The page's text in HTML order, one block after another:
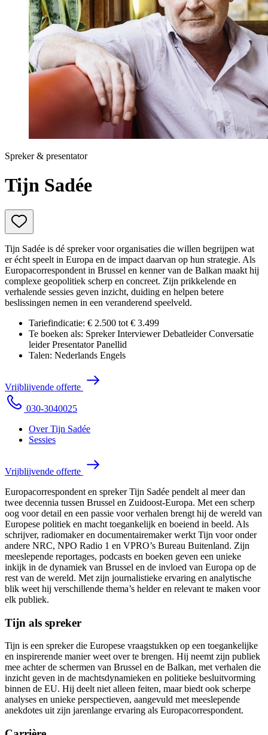
Prinsjesdag
Samenwerken
Sport
Technologie & Innovatie
Toekomst van werk
Trendwatchers
WK & EK Voetbal
Zorg
Spreker & presentator
Tijn Sadée
Tijn Sadée is dé spreker voor organisaties die willen begrijpen wat
er écht speelt in Europa en de impact daarvan op hun strategie. Als
Europacorrespondent in Brussel en kenner van de Balkan maakt hij
complexe geopolitiek scherp en concreet. Zijn prikkelende en
verhalende sessies geven inzicht, duiding en helpen betere
beslissingen nemen in een veranderend speelveld.
Tariefindicatie: € 2.500 tot € 3.499
Te boeken als: SprekerInterviewerDebatleiderConversatie
leiderPresentatorPanellid
Talen: Nederlands Engels
Vrijblijvende offerte
030-3040025
Over Tijn Sadée
Sessies
Vrijblijvende offerte
Europacorrespondent en spreker Tijn Sadée pendelt al meer dan
twee decennia tussen Brussel en Zuidoost-Europa. Met een scherp
oog voor detail en een passie voor verhalen brengt hij de wereld van
Europese politiek en macht toegankelijk en boeiend in beeld. Als
schrijver, radiomaker en documentairemaker werkt Tijn voor onder
andere NRC, NPO Radio 1 en VPRO’s Bureau Buitenland. Zijn
meeslepende reportages, podcasts en boeken geven een unieke
inkijk in de dynamiek van Brussel en de invloed van Europa op de
rest van de wereld. Met zijn journalistieke ervaring en analytische
blik weet hij verschillende thema’s helder en relevant te maken voor
elk publiek.
Tijn als spreker
Tijn is een spreker die Europese vraagstukken op een toegankelijke
en inspirerende manier weet over te brengen. Hij neemt zijn publiek
mee achter de schermen van Brussel en de Balkan, met verhalen die
inzicht geven in de machtsdynamieken en politieke besluitvorming
binnen de EU. Hij deelt niet alleen feiten, maar biedt ook scherpe
analyses en unieke perspectieven, aangevuld met meeslepende
anekdotes uit zijn jarenlange ervaring als Europacorrespondent.